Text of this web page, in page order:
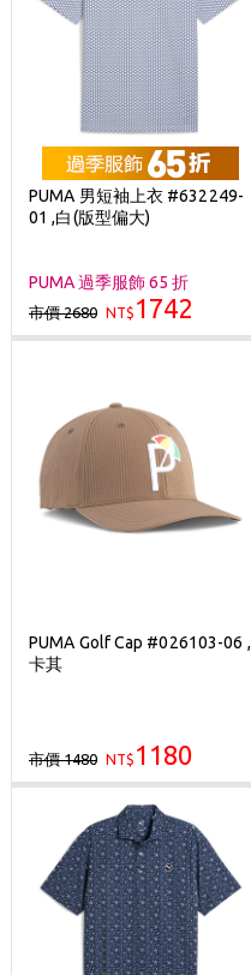
PUMA 男短袖上衣 #632249-
01 ,白(版型偏大)
PUMA 過季服飾 65 折
市價 2680 NT$ 1742
PUMA Golf Cap #026103-06 ,
卡其
市價 1480 NT$ 1180